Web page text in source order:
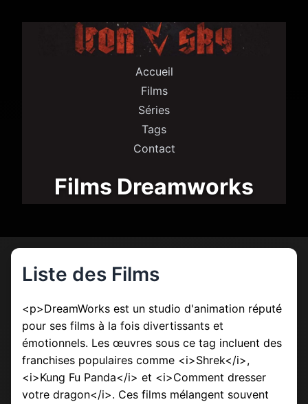
Accueil
Films
Séries
Tags
Contact
Films Dreamworks
Liste des Films
<p>DreamWorks est un studio d'animation réputé
pour ses films à la fois divertissants et
émotionnels. Les œuvres sous ce tag incluent des
franchises populaires comme <i>Shrek</i>,
<i>Kung Fu Panda</i> et <i>Comment dresser
votre dragon</i>. Ces films mélangent souvent